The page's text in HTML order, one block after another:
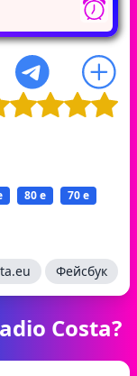
80 е
70 е
Фейсбук
Costa?